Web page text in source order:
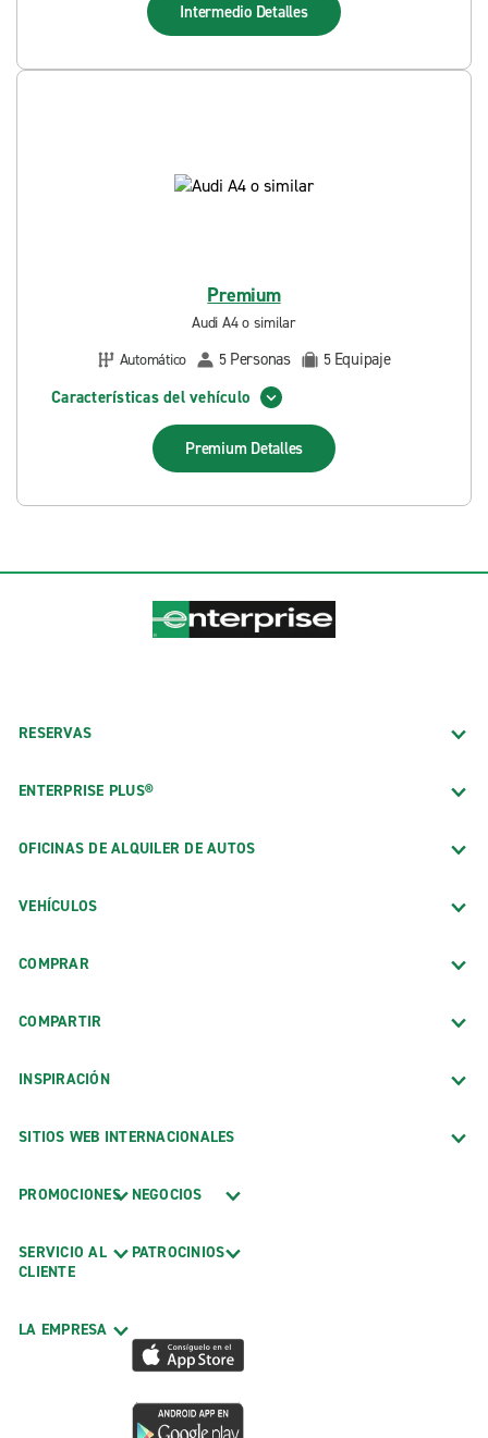
Intermedio Detalles
Premium
Audi A4 o similar
Automático
5 Personas 5 Equipaje
Características del vehículo
Premium Detalles
RESERVAS
ENTERPRISE PLUS®
OFICINAS DE ALQUILER DE AUTOS
VEHÍCULOS
COMPRAR
COMPARTIR
INSPIRACIÓN
SITIOS WEB INTERNACIONALES
PROMOCIONES
SERVICIO AL
CLIENTE
LA EMPRESA
NEGOCIOS
PATROCINIOS